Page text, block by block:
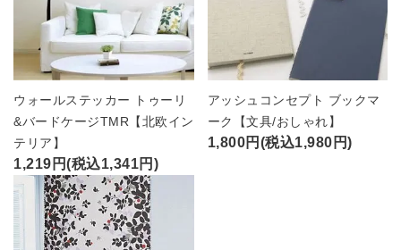
ウォールステッカー トゥーリ
&バードケージTMR【北欧イン
テリア】
1,219円(税込1,341円)
アッシュコンセプト ブックマ
ーク【文具/おしゃれ】
1,800円(税込1,980円)